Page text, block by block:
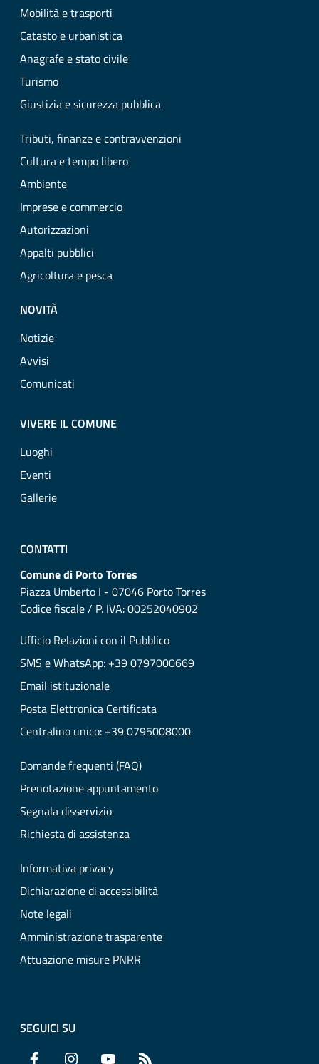
Mobilità e trasporti
Catasto e urbanistica
Anagrafe e stato civile
Turismo
Giustizia e sicurezza pubblica
Tributi, finanze e contravvenzioni
Cultura e tempo libero
Ambiente
Imprese e commercio
Autorizzazioni
Appalti pubblici
Agricoltura e pesca
NOVITÀ
Notizie
Avvisi
Comunicati
VIVERE IL COMUNE
Luoghi
Eventi
Gallerie
CONTATTI
Comune di Porto Torres
Piazza Umberto I - 07046 Porto Torres
Codice fiscale / P. IVA: 00252040902
Ufficio Relazioni con il Pubblico
SMS e WhatsApp: +39 0797000669
Email istituzionale
Posta Elettronica Certificata
Centralino unico: +39 0795008000
Domande frequenti (FAQ)
Prenotazione appuntamento
Segnala disservizio
Richiesta di assistenza
Informativa privacy
Dichiarazione di accessibilità
Note legali
Amministrazione trasparente
Attuazione misure PNRR
SEGUICI SU
Facebook Instagram YouTube